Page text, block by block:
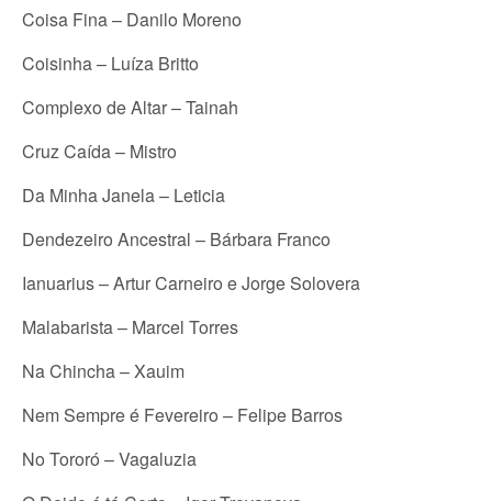
Coisa Fina – Danilo Moreno
Coisinha – Luíza Britto
Complexo de Altar – Tainah
Cruz Caída – Mistro
Da Minha Janela – Leticia
Dendezeiro Ancestral – Bárbara Franco
Ianuarius – Artur Carneiro e Jorge Solovera
Malabarista – Marcel Torres
Na Chincha – Xauim
Nem Sempre é Fevereiro – Felipe Barros
No Tororó – Vagaluzia